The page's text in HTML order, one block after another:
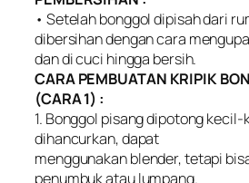
• Setelah bonggol dipisah dari
dibersihan dengan cara
dan di cuci hingga bersih.
CARA PEMBUATAN KRIPIK
(CARA 1) :
1. Bonggol pisang dipotong
dihancurkan, dapat
menggunakan blender, tetapi
penumbuk atau lumpang.